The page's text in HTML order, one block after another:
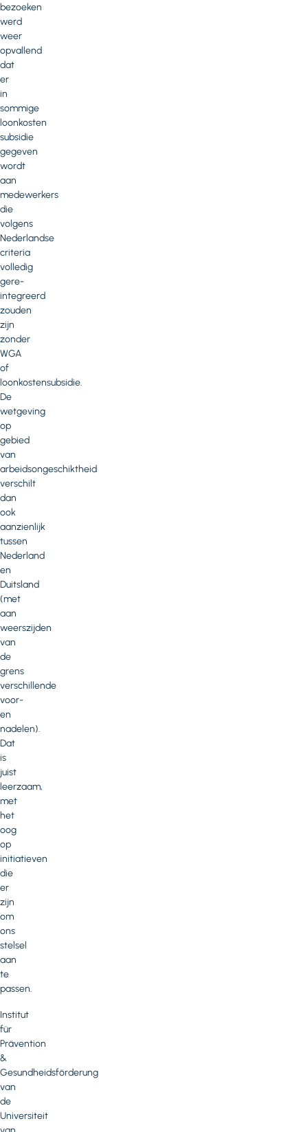
bezoeken
werd
weer
opvallend
dat
er
in
sommige
loonkosten
subsidie
gegeven
wordt
aan
medewerkers
die
volgens
Nederlandse
criteria
volledig
gere-
integreerd
zouden
zijn
zonder
WGA
of
loonkostensubsidie.
De
wetgeving
op
gebied
van
arbeidsongeschiktheid
verschilt
dan
ook
aanzienlijk
tussen
Nederland
en
Duitsland
(met
aan
weerszijden
van
de
grens
verschillende
voor-
en
nadelen).
Dat
is
juist
leerzaam,
met
het
oog
op
initiatieven
die
er
zijn
om
ons
stelsel
aan
te
passen.
Institut
für
Prävention
&
Gesundheidsförderung
van
de
Universiteit